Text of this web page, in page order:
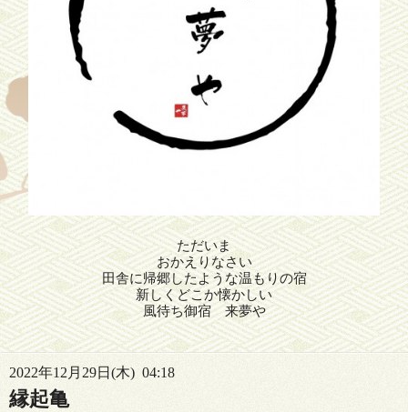
ただいま
おかえりなさい
田舎に帰郷したような温もりの宿
新しくどこか懐かしい
風待ち御宿 来夢や
2022年12月29日(木) 04:18
縁起亀